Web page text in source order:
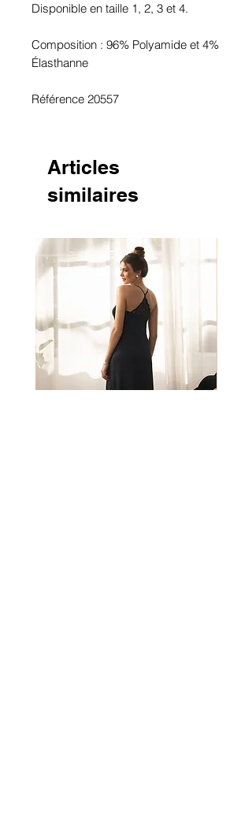
Disponible en taille 1, 2, 3 et 4.
Composition : 96% Polyamide et 4%
Élasthanne
Référence 20557
Articles
similaires